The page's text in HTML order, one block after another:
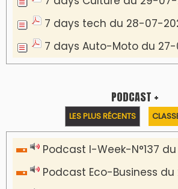
7 days tech du 28-07-
7 days Auto-Moto du
PODCAST +
LES PLUS RÉCENTS
Podcast I-Week-N°137
Podcast Eco-Business